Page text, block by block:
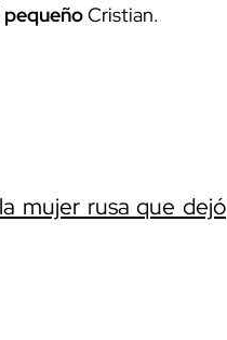
pequeñoCristian.
mujer rusa que dejó